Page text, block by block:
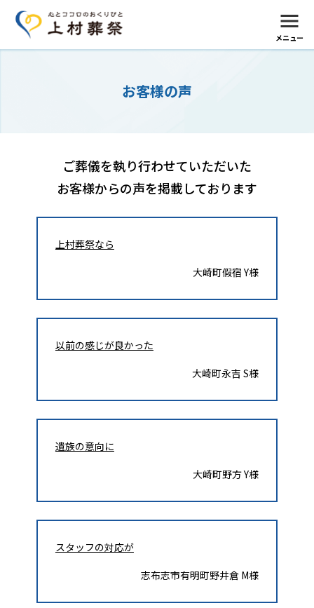
メニュー
お客様の声
ご葬儀を執り行わせていただいた
お客様からの声を掲載しております
上村葬祭なら
大崎町假宿 Y様
以前の感じが良かった
大崎町永吉 S様
遺族の意向に
大崎町野方 Y様
スタッフの対応が
志布志市有明町野井倉 M様